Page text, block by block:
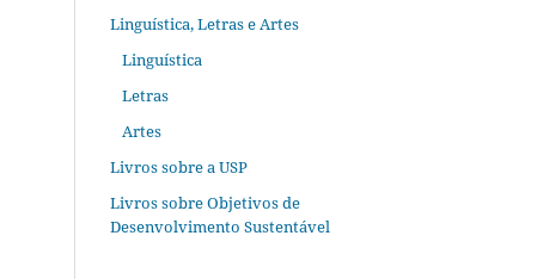
Linguística, Letras e Artes
Linguística
Letras
Artes
Livros sobre a USP
Livros sobre Objetivos de
Desenvolvimento Sustentável